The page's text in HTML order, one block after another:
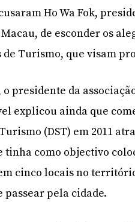
Ho Wa Fok,
de esconder os
de Turismo, que visam
o presidente da
explicou ainda que
(DST) em 2011
tinha como objectivo
cinco locais no
passear pela cidade.